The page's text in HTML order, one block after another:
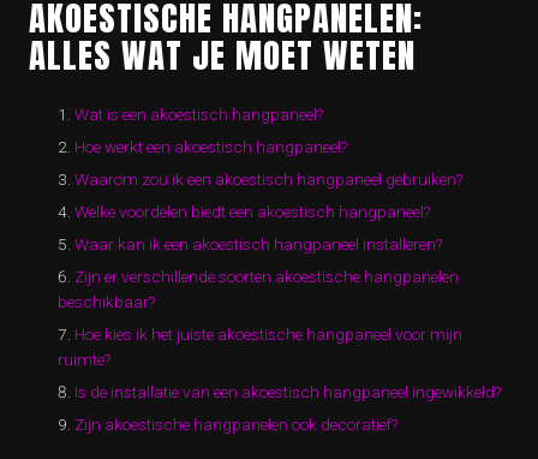
AKOESTISCHE HANGPANELEN:
ALLES WAT JE MOET WETEN
Wat is een akoestisch hangpaneel?
Hoe werkt een akoestisch hangpaneel?
Waarom zou ik een akoestisch hangpaneel gebruiken?
Welke voordelen biedt een akoestisch hangpaneel?
Waar kan ik een akoestisch hangpaneel installeren?
Zijn er verschillende soorten akoestische hangpanelen
beschikbaar?
Hoe kies ik het juiste akoestische hangpaneel voor mijn
ruimte?
Is de installatie van een akoestisch hangpaneel ingewikkeld?
Zijn akoestische hangpanelen ook decoratief?